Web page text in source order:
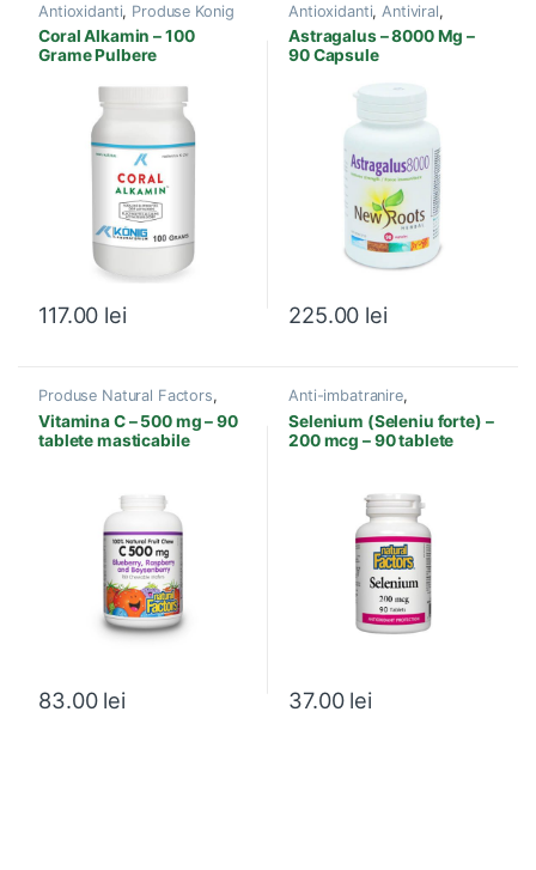
Antioxidanti, Produse Konig
Laboratorium ,
Vitamine si
Minerale
Coral Alkamin – 100
Grame Pulbere
117.00 lei
Antioxidanti, Antiviral,
Diabet
Produse New Roots
Sistem imunitar
Astragalus – 8000 Mg –
90 Capsule
225.00 lei
Produse Natural Factors,
Antioxidanti
Vitamina C – 500 mg – 90
tablete masticabile
83.00 lei
Anti-imbatranire,
Antioxidanti,Energie si
Vitalitate,Imunitate, Produse
Natural Factors,Prostata
Selenium (Seleniu forte) –
200 mcg – 90 tablete
37.00 lei